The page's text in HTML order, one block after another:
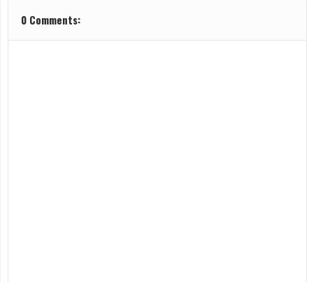
0 Comments: